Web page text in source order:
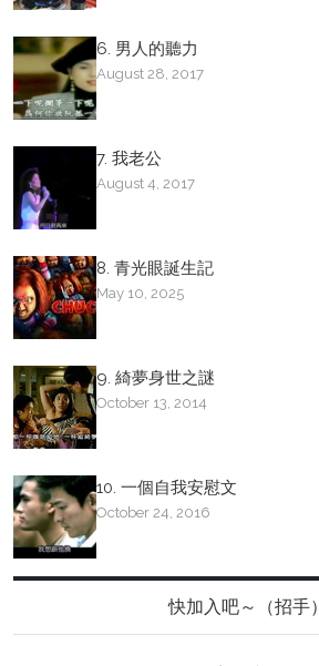
6. 男人的聽力
August 28, 2017
7. 我老公
August 4, 2017
8. 青光眼誕生記
May 10, 2025
9. 綺夢身世之謎
October 13, 2014
10. 一個自我安慰文
October 24, 2016
快加入吧～（招手）